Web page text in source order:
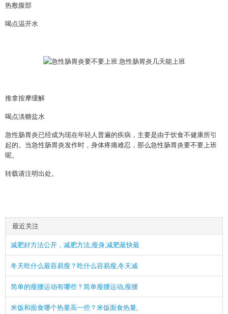
热敷腹部
喝点温开水
推拿按摩缓解
喝点淡糖盐水
急性肠胃炎已经成为现在年轻人普遍的疾病，主要是由于饮食不健康所引
起的。当急性肠胃炎发作时，身体疼痛难忍，那么急性肠胃炎要不要上班
呢。
转载请注明出处。
最近关注
减肥好方法公开，减肥方法,瘦身,减肥最快最
冬天吃什么最容易瘦？吃什么容易瘦,冬天减
简单的瘦腰运动有哪些？简单瘦腰运动,瘦腰
米饭和面食哪个热量高一些？米饭面食热量,